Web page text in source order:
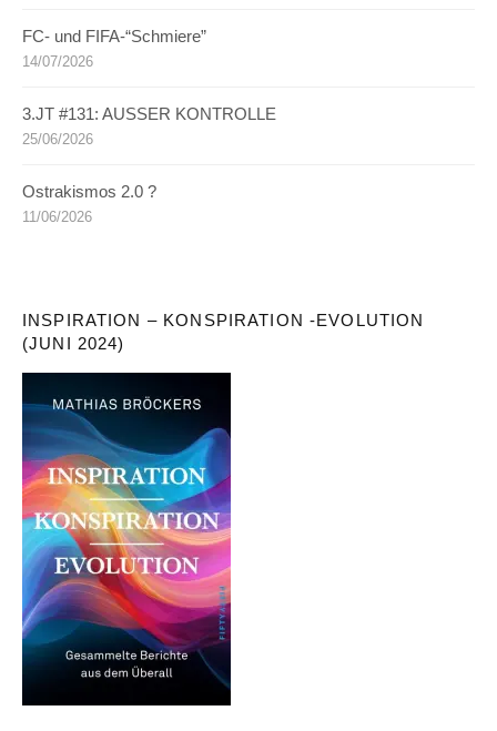
FC- und FIFA-“Schmiere”
14/07/2026
3.JT #131: AUSSER KONTROLLE
25/06/2026
Ostrakismos 2.0 ?
11/06/2026
INSPIRATION – KONSPIRATION -EVOLUTION
(JUNI 2024)